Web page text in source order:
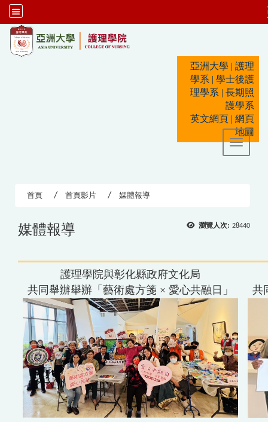
亞洲大學 | 護理
學系 | 學士後護
理學系 | 長期照
護學系
英文網頁 | 網頁
地圖
Toggle
首頁 首頁影片 媒體報導
瀏覽人次: 28440
媒體報導
護理學院與彰化縣政府文化局
共同舉辦舉辦「藝術處方箋 × 愛心共融日」
共